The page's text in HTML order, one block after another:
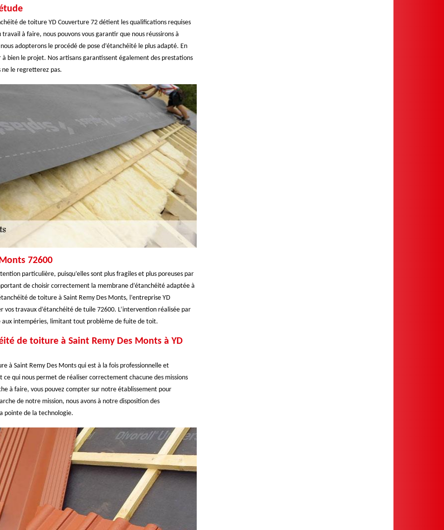
de toiture YD Couverture 72 détient les qualifications requises
à faire, nous pouvons vous garantir que nous réussirons à
adopterons le procédé de pose d’étanchéité le plus adapté. En
bien le projet. Nos artisans garantissent également des prestations
ne le regretterez pas.
72600
particulière, puisqu’elles sont plus fragiles et plus poreuses par
de choisir correctement la membrane d’étanchéité adaptée à
de toiture à Saint Remy Des Monts, l’entreprise YD
travaux d’étanchéité de tuile 72600. L’intervention réalisée par
aux intempéries, limitant tout problème de fuite de toit.
de toiture à Saint Remy Des Monts à YD
à Saint Remy Des Monts qui est à la fois professionnelle et
qui nous permet de réaliser correctement chacune des missions
à faire, vous pouvez compter sur notre établissement pour
de notre mission, nous avons à notre disposition des
pointe de la technologie.